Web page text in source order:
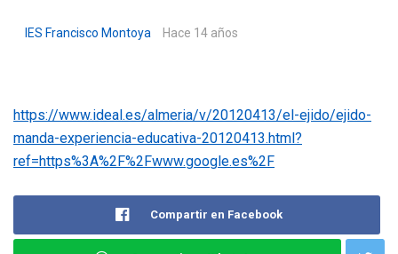
IES Francisco Montoya Hace 14 años
https://www.ideal.es/almeria/v/20120413/el-ejido/ejido-
manda-experiencia-educativa-20120413.html?
ref=https%3A%2F%2Fwww.google.es%2F
Compartir en Facebook